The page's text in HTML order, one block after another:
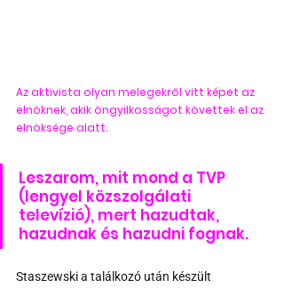
Az aktivista olyan melegekről vitt képet az
elnöknek, akik öngyilkosságot követtek el az
elnöksége alatt.
Leszarom, mit mond a TVP
(lengyel közszolgálati
televízió), mert hazudtak,
hazudnak és hazudni fognak.
Staszewski a találkozó után készült